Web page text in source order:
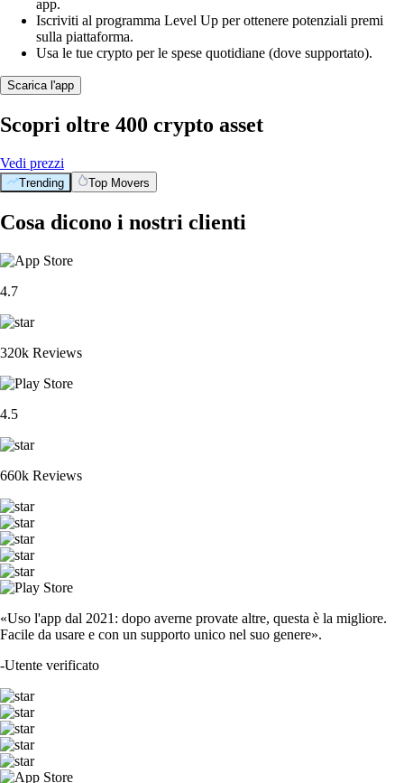
app.
Iscriviti al programma Level Up per ottenere potenziali premi
sulla piattaforma.
Usa le tue crypto per le spese quotidiane (dove supportato).
Scarica l'app
Scopri oltre 400 crypto asset
Vedi prezzi
Trending Top Movers
Cosa dicono i nostri clienti
4.7
320k Reviews
4.5
660k Reviews
«Uso l'app dal 2021: dopo averne provate altre, questa è la migliore.
Facile da usare e con un supporto unico nel suo genere».
-Utente verificato